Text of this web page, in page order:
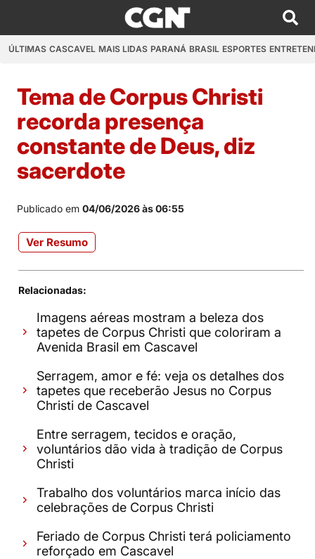
ÚLTIMAS CASCAVEL MAIS LIDAS PARANÁ BRASIL ESPORTES
Tema de Corpus Christi
recorda presença
constante de Deus, diz
sacerdote
Publicado em 04/06/2026 às 06:55
Ver Resumo
Relacionadas:
Imagens aéreas mostram a beleza dos
tapetes de Corpus Christi que coloriram a
Avenida Brasil em Cascavel
Serragem, amor e fé: veja os detalhes dos
tapetes que receberão Jesus no Corpus
Christi de Cascavel
Entre serragem, tecidos e oração,
voluntários dão vida à tradição de Corpus
Christi
Trabalho dos voluntários marca início das
celebrações de Corpus Christi
Feriado de Corpus Christi terá policiamento
reforçado em Cascavel